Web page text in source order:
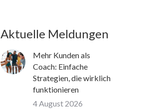
Aktuelle Meldungen
Mehr Kunden als
Coach: Einfache
Strategien, die wirklich
funktionieren
4 August 2026